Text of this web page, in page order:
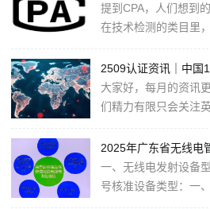
提到CPA，人们想到
在技术检测的类目里
认证，即计量器具产
是指能用以直接或间接
大家好，每月的资讯
们精力有限只会关注
G和bt、wifi相关的法
界标准体系衍生顺序
2025年广东省无线电
一、无线电发射设备
号核准设备类型：一
专用通信设备三、无